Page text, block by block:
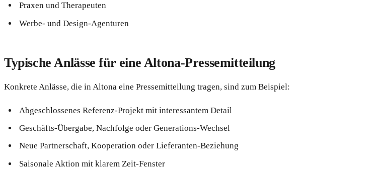
Praxen und Therapeuten
Werbe- und Design-Agenturen
Typische Anlässe für eine Altona-Pressemitteilung
Konkrete Anlässe, die in Altona eine Pressemitteilung tragen, sind zum Beispiel:
Abgeschlossenes Referenz-Projekt mit interessantem Detail
Geschäfts-Übergabe, Nachfolge oder Generations-Wechsel
Neue Partnerschaft, Kooperation oder Lieferanten-Beziehung
Saisonale Aktion mit klarem Zeit-Fenster